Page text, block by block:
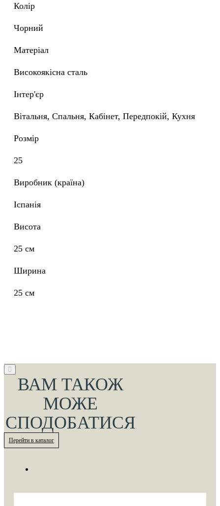
Колір
чорний
Матеріал
Високоякісна сталь
Інтер'єр
Вітальня, Спальня, Кабінет, Передпокій, Кухня
Розмір
25
Виробник (країна)
Іспанія
Висота
25 см
Ширина
25 см
ВАМ ТАКОЖ
МОЖЕ
СПОДОБАТИСЯ
Перейти в каталог